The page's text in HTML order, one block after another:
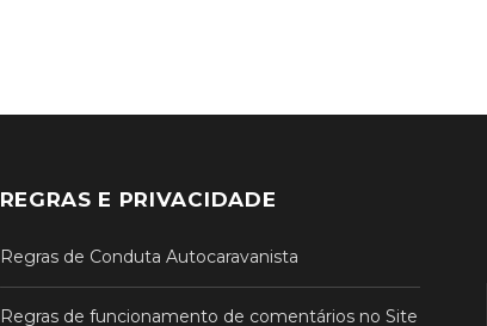
REGRAS E PRIVACIDADE
Regras de Conduta Autocaravanista
Regras de funcionamento de comentários no Site